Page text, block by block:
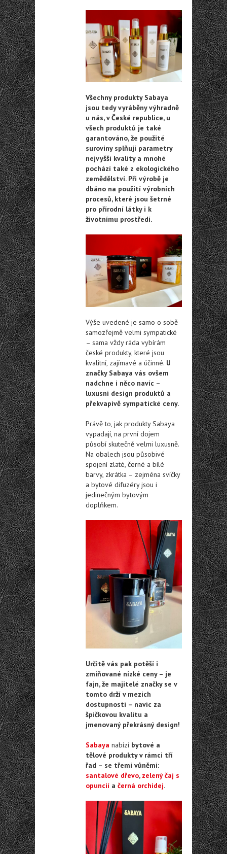
Všechny produkty Sabaya
jsou tedy vyráběny výhradně
u nás, v České republice, u
všech produktů je také
garantováno, že použité
suroviny splňují parametry
nejvyšší kvality a mnohé
pochází také z ekologického
zemědělství. Při výrobě je
dbáno na použití výrobních
procesů, které jsou šetrné
pro přírodní látky i k
životnímu prostředí.
Výše uvedené je samo o sobě
samozřejmě velmi sympatické
– sama vždy ráda vybírám
české produkty, které jsou
kvalitní, zajímavé a účinné. U
značky Sabaya vás ovšem
nadchne i něco navíc –
luxusní design produktů a
překvapivě sympatické ceny.
Právě to, jak produkty Sabaya
vypadají, na první dojem
působí skutečně velmi luxusně.
Na obalech jsou působivé
spojení zlaté, černé a bílé
barvy, zkrátka – zejména svíčky
a bytové difuzéry jsou i
jedinečným bytovým
doplňkem.
Určitě vás pak potěší i
zmiňované nízké ceny – je
fajn, že majitelé značky se v
tomto drží v mezích
dostupnosti – navíc za
špičkovou kvalitu a
jmenovaný překrásný design!
Sabaya nabízí bytové a
tělové produkty v rámci tří
řad – se třemi vůněmi:
santalové dřevo, zelený čaj s
opuncií a černá orchidej.